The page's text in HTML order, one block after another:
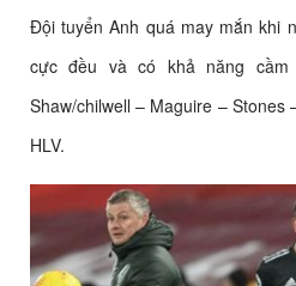
Đội tuyển Anh quá may mắn khi
cực đều và có khả năng cầm
Shaw/chilwell – Maguire – Stones
HLV.